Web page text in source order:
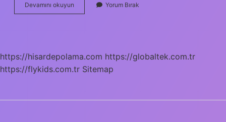
Devamını okuyun
Tümörü
Yorum Bırak
https://hisardepolama.com https://globaltek.com.tr
https://flykids.com.tr Sitemap